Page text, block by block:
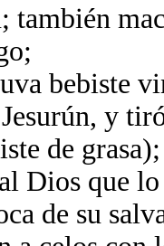
también
bebiste
y
de
Dios que
de su